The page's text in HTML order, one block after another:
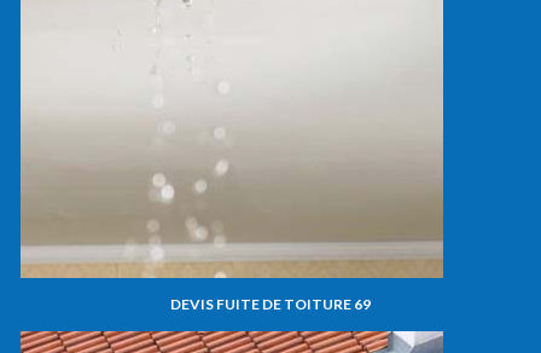
DEVIS FUITE DE TOITURE 69